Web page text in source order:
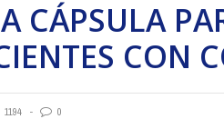
CÁPSULA
CON
1194 0